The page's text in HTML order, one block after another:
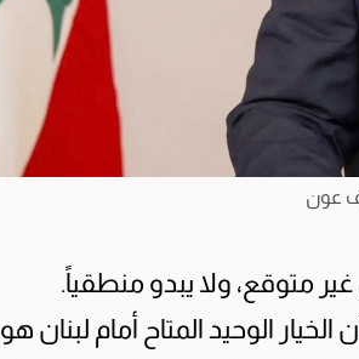
عون
متوقع، ولا يبدو منطقياً.
الوحيد المتاح أمام لبنان هو